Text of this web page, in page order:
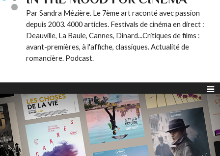
Par Sandra Mézière. Le 7ème art raconté avec passion
depuis 2003. 4000 articles. Festivals de cinéma en direct :
Deauville, La Baule, Cannes, Dinard...Critiques de films :
avant-premières, à l'affiche, classiques. Actualité de
romancière. Podcast.